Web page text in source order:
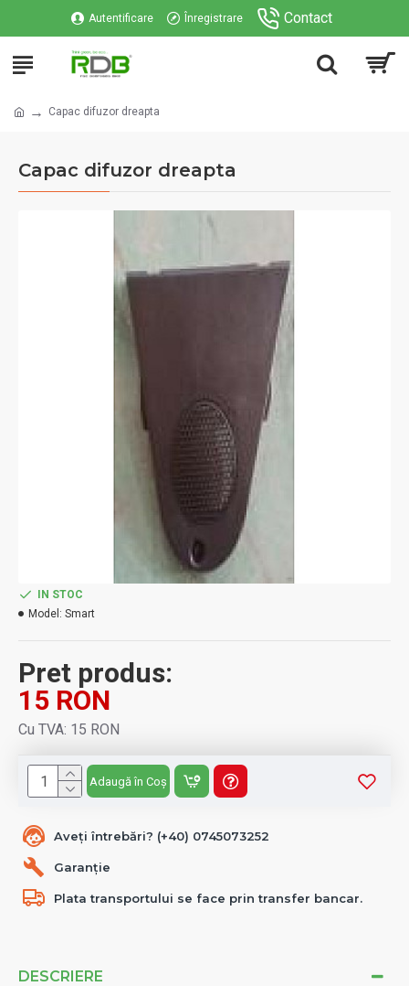
Autentificare Înregistrare Contact
Capac difuzor dreapta
Capac difuzor dreapta
DESCRIERE
Aveți întrebări? (+40) 0745073252
Garanție
Plata transportului se face prin transfer bancar.
Pret produs:
15 RON
Cu TVA: 15 RON
IN STOC
Model: Smart
Adaugă în Coș